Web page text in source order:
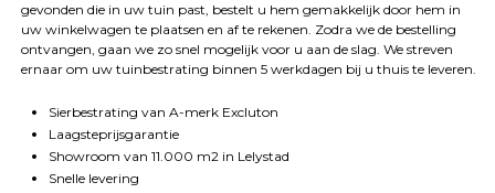
gevonden die in uw tuin past, bestelt u hem gemakkelijk door hem in
uw winkelwagen te plaatsen en af te rekenen. Zodra we de bestelling
ontvangen, gaan we zo snel mogelijk voor u aan de slag. We streven
ernaar om uw tuinbestrating binnen 5 werkdagen bij u thuis te leveren.
Sierbestrating van A-merk Excluton
Laagsteprijsgarantie
Showroom van 11.000 m2 in Lelystad
Snelle levering